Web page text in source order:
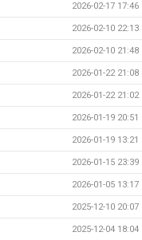
2026-02-17 17:46
2026-02-10 22:13
2026-02-10 21:48
2026-01-22 21:08
2026-01-22 21:02
2026-01-19 20:51
2026-01-19 13:21
2026-01-15 23:39
2026-01-05 13:17
2025-12-10 20:07
2025-12-04 18:04